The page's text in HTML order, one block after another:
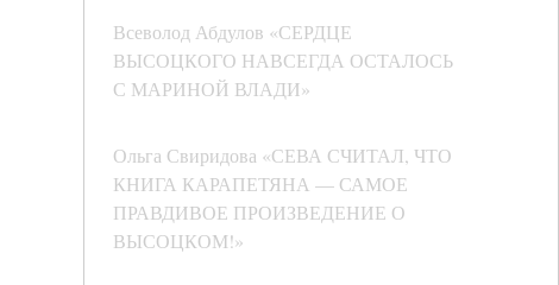
Всеволод Абдулов «СЕРДЦЕ
ВЫСОЦКОГО НАВСЕГДА ОСТАЛОСЬ
С МАРИНОЙ ВЛАДИ»
Ольга Свиридова «СЕВА СЧИТАЛ, ЧТО
КНИГА КАРАПЕТЯНА — САМОЕ
ПРАВДИВОЕ ПРОИЗВЕДЕНИЕ О
ВЫСОЦКОМ!»